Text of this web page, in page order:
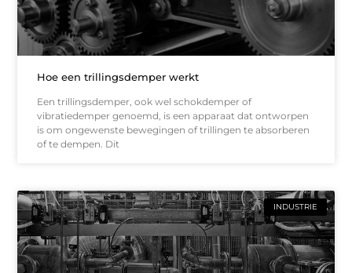
Hoe een trillingsdemper werkt
Een trillingsdemper, ook wel schokdemper of
vibratiedemper genoemd, is een apparaat dat ontworpen
is om ongewenste bewegingen of trillingen te absorberen
of te dempen. Dit
INDUSTRIE